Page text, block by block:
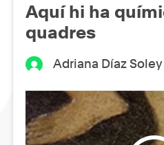
Aquí hi ha
quadres
Adriana Díaz Soley